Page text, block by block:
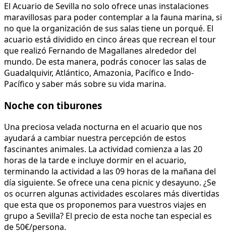
El Acuario de Sevilla no solo ofrece unas instalaciones
maravillosas para poder contemplar a la fauna marina, si
no que la organización de sus salas tiene un porqué. El
acuario está dividido en cinco áreas que recrean el tour
que realizó Fernando de Magallanes alrededor del
mundo. De esta manera, podrás conocer las salas de
Guadalquivir, Atlántico, Amazonia, Pacífico e Indo-
Pacífico y saber más sobre su vida marina.
Noche con tiburones
Una preciosa velada nocturna en el acuario que nos
ayudará a cambiar nuestra percepción de estos
fascinantes animales. La actividad comienza a las 20
horas de la tarde e incluye dormir en el acuario,
terminando la actividad a las 09 horas de la mañana del
día siguiente. Se ofrece una cena picnic y desayuno. ¿Se
os ocurren algunas actividades escolares más divertidas
que esta que os proponemos para vuestros viajes en
grupo a Sevilla? El precio de esta noche tan especial es
de 50€/persona.